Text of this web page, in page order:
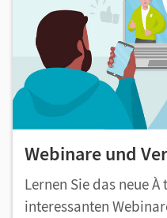
Webinare und
Lernen Sie das neue
interessanten